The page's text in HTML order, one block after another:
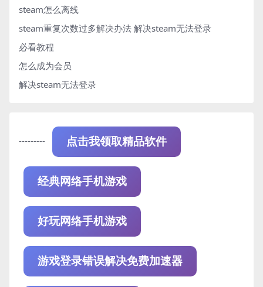
steam怎么离线
steam重复次数过多解决办法 解决steam无法登录
必看教程
怎么成为会员
解决steam无法登录
--------- 点击我领取精品软件
经典网络手机游戏
好玩网络手机游戏
游戏登录错误解决免费加速器